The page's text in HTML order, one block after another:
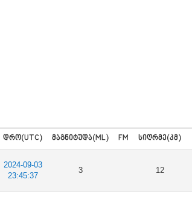
ᲓᲠᲝ(UTC) ᲛᲐᲒᲜᲘᲢᲣᲓᲐ(ML) FM ᲡᲘᲦᲠᲛᲔ(ᲙᲛ)
2024-09-03
23:45:37
3 12